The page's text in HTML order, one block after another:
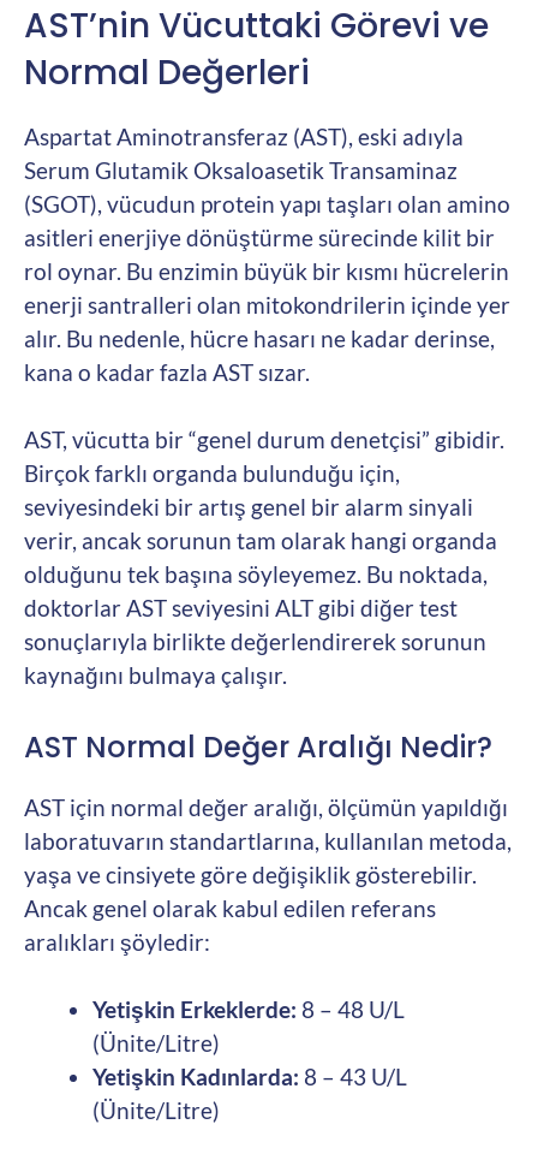
AST’nin Vücuttaki Görevi ve
Normal Değerleri
Aspartat Aminotransferaz (AST), eski adıyla
Serum Glutamik Oksaloasetik Transaminaz
(SGOT), vücudun protein yapı taşları olan amino
asitleri enerjiye dönüştürme sürecinde kilit bir
rol oynar. Bu enzimin büyük bir kısmı hücrelerin
enerji santralleri olan mitokondrilerin içinde yer
alır. Bu nedenle, hücre hasarı ne kadar derinse,
kana o kadar fazla AST sızar.
AST, vücutta bir “genel durum denetçisi” gibidir.
Birçok farklı organda bulunduğu için,
seviyesindeki bir artış genel bir alarm sinyali
verir, ancak sorunun tam olarak hangi organda
olduğunu tek başına söyleyemez. Bu noktada,
doktorlar AST seviyesini ALT gibi diğer test
sonuçlarıyla birlikte değerlendirerek sorunun
kaynağını bulmaya çalışır.
AST Normal Değer Aralığı Nedir?
AST için normal değer aralığı, ölçümün yapıldığı
laboratuvarın standartlarına, kullanılan metoda,
yaşa ve cinsiyete göre değişiklik gösterebilir.
Ancak genel olarak kabul edilen referans
aralıkları şöyledir:
Yetişkin Erkeklerde: 8 – 48 U/L
(Ünite/Litre)
Yetişkin Kadınlarda: 8 – 43 U/L
(Ünite/Litre)